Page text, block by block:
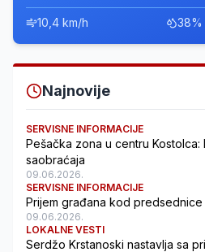
10,4 km/h 38%
Najnovije
SERVISNE INFORMACIJE
Pešačka zona u centru Kostolca:
saobraćaja
09.06.2026.
SERVISNE INFORMACIJE
Prijem građana kod predsednice
09.06.2026.
LOKALNE VESTI
Serdžo Krstanoski nastavlja sa